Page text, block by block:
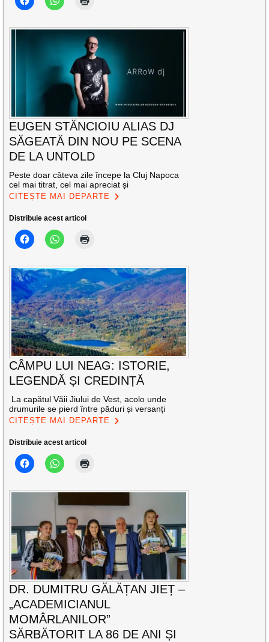
EUGEN STĂNCIOIU ALIAS DJ
SĂGEATĂ DIN NOU PE SCENA
DE LA UNTOLD
Peste doar câteva zile începe la Cluj Napoca
cel mai titrat, cel mai apreciat și
CITEȘTE MAI DEPARTE
Distribuie acest articol
CÂMPU LUI NEAG: ISTORIE,
LEGENDĂ ȘI CREDINȚĂ
La capătul Văii Jiului de Vest, acolo unde
drumurile se pierd între păduri și versanți
CITEȘTE MAI DEPARTE
Distribuie acest articol
DR. DUMITRU GĂLĂȚAN JIEȚ –
„ACADEMICIANUL
MOMÂRLANILOR”
SĂRBĂTORIT LA 86 DE ANI ȘI